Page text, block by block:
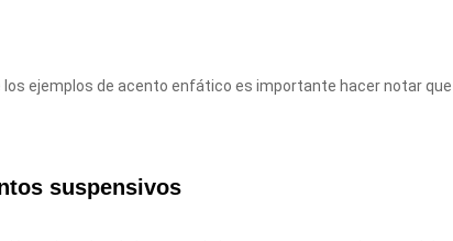
los ejemplos de acento enfático es importante hacer notar que
suspensivos